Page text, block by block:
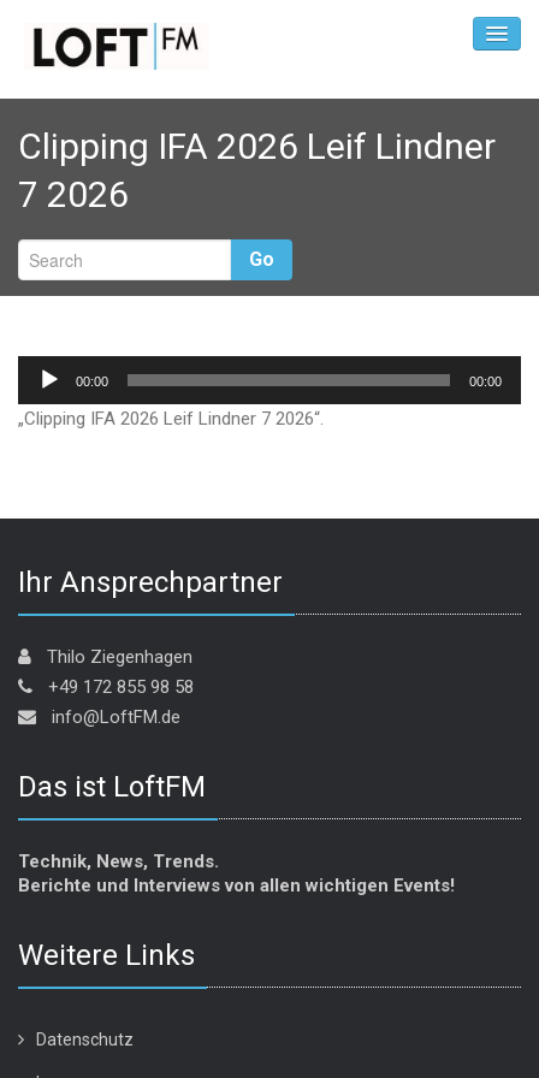
Clipping IFA 2026 Leif Lindner
7 2026
Go
Audio-
00:00 00:00
„Clipping IFA 2026 Leif Lindner 7 2026“.
Ihr Ansprechpartner
Thilo Ziegenhagen
+49 172 855 98 58
info@LoftFM.de
Das ist LoftFM
Technik, News, Trends.
Berichte und Interviews von allen wichtigen Events!
Weitere Links
Datenschutz